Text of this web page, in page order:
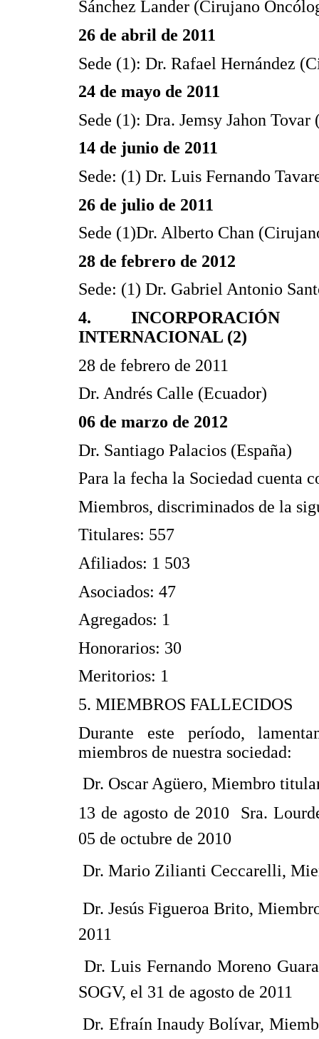
Sánchez Lander (Cirujano
26 de abril de 2011
Sede (1): Dr. Rafael Hernández
24 de mayo de 2011
Sede (1): Dra. Jemsy Jahon
14 de junio de 2011
Sede: (1) Dr. Luis Fernando
26 de julio de 2011
Sede (1)Dr. Alberto Chan
28 de febrero de 2012
Sede: (1) Dr. Gabriel Antonio
4. INCORPORACIÓN
INTERNACIONAL (2)
28 de febrero de 2011
Dr. Andrés Calle (Ecuador)
06 de marzo de 2012
Dr. Santiago Palacios (España)
Para la fecha la Sociedad cuenta
Miembros, discriminados de la
Titulares: 557
Afiliados: 1 503
Asociados: 47
Agregados: 1
Honorarios: 30
Meritorios: 1
5. MIEMBROS FALLECIDOS
Durante este período,
miembros de nuestra sociedad:
 Dr. Oscar Agüero, Miembro
13 de agosto de 2010  Sra.
05 de octubre de 2010
 Dr. Mario Zilianti Ceccarelli,
 Dr. Jesús Figueroa Brito,
2011
 Dr. Luis Fernando Moreno
SOGV, el 31 de agosto de 2011
 Dr. Efraín Inaudy Bolívar,